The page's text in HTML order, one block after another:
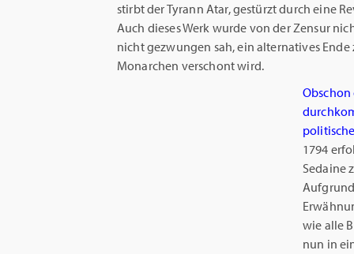
stirbt der Tyrann Atar, gestürzt durch eine
Auch dieses Werk wurde von der Zensur
nicht gezwungen sah, ein alternatives
Monarchen verschont wird.
1794
Sedaine
wie alle
nun in